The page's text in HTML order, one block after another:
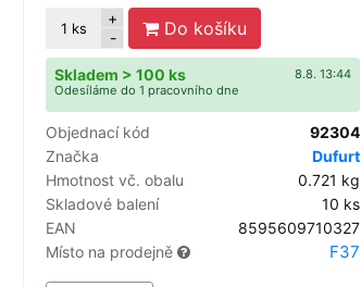
1 ks
+
-
Do košíku
8.8. 13:44
Skladem > 100 ks
Odesíláme do 1 pracovního dne
Objednací kód
92304
Značka
Dufurt
Hmotnost vč. obalu
0.721 kg
Skladové balení
10 ks
EAN
8595609710327
Místo na prodejně
F37